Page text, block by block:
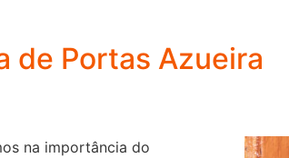
de Portas Azueira
na importância do